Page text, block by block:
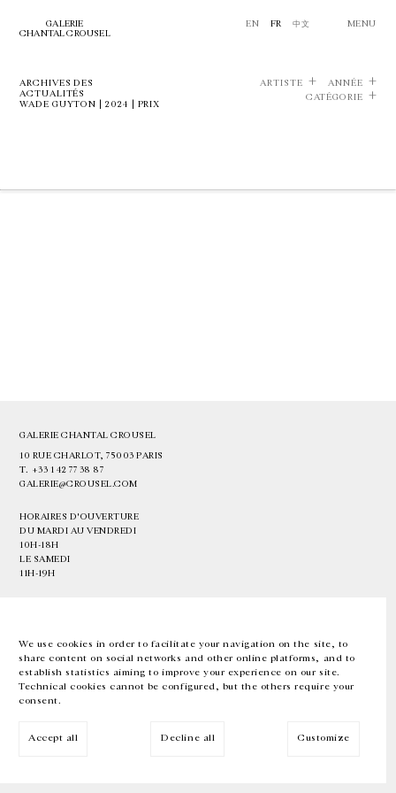
We use cookies in order to facilitate your navigation on the site, to
share content on social networks and other online platforms, and to
establish statistics aiming to improve your experience on our site.
Technical cookies cannot be configured, but the others require your
consent.
Accept all Decline all Customize
GALERIE
CHANTAL CROUSEL
EN FR 中文 MENU
ARCHIVES DES
ACTUALITÉS
WADE GUYTON | 2024 | PRIX
ARTISTE
ANNÉE
CATÉGORIE
GALERIE CHANTAL CROUSEL
10 RUE CHARLOT, 75003 PARIS
T. +33 1 42 77 38 87
GALERIE@CROUSEL.COM
HORAIRES D'OUVERTURE
DU MARDI AU VENDREDI
10H-18H
LE SAMEDI
11H-19H
EN FR 中文 Facebook Instagram
Inscrivez-vous à notre newsletter